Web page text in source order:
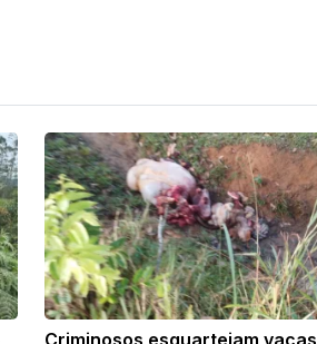
Criminosos esquartejam vacas